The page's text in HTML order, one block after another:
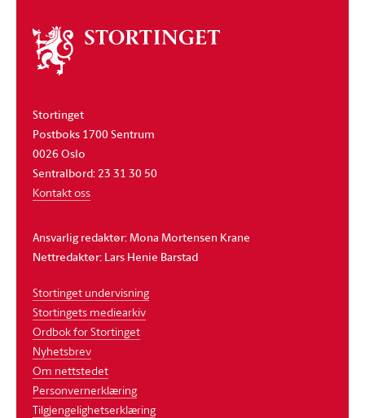
Om
stortinget
Stortinget
Postboks 1700 Sentrum
0026 Oslo
Sentralbord: 23 31 30 50
Kontakt oss
Ansvarlig redaktør: Mona Mortensen Krane
Nettredaktør: Lars Henie Barstad
Stortinget undervisning
Stortingets mediearkiv
Ordbok for Stortinget
Nyhetsbrev
Om nettstedet
Personvernerklæring
Tilgjengelighetserklæring